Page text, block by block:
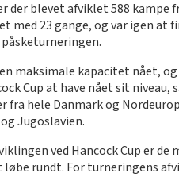
der blevet afviklet 588 kampe
med 23 gange, og var igen at
maksimale kapacitet nået,
Cup at have nået sit
hele Danmark og
Jugoslavien.
ved Hancock Cup er
rundt. For turneringens